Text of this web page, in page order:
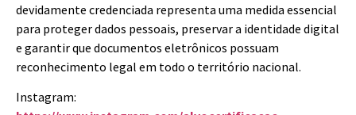
devidamente credenciada representa uma medida essencial
para proteger dados pessoais, preservar a identidade digital
e garantir que documentos eletrônicos possuam
reconhecimento legal em todo o território nacional.
Instagram: